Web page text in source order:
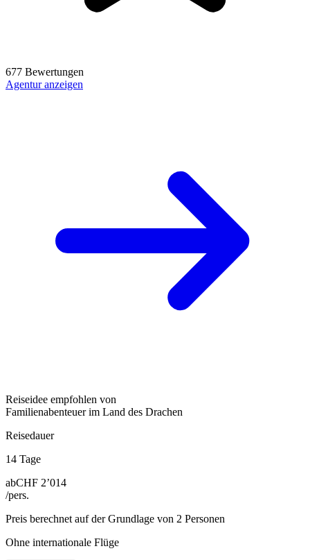
677 Bewertungen
Agentur anzeigen
Reiseidee empfohlen von
Familienabenteuer im Land des Drachen
Reisedauer
14 Tage
abCHF 2’014
/pers.
Preis berechnet auf der Grundlage von 2 Personen
Ohne internationale Flüge